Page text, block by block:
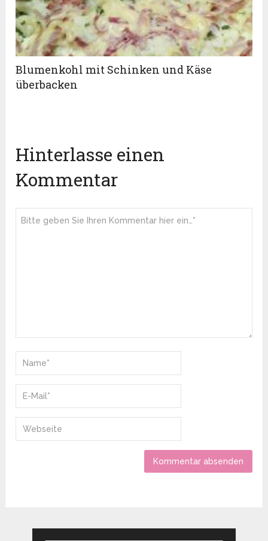
Blumenkohl mit Schinken und Käse
überbacken
Hinterlasse einen
Kommentar